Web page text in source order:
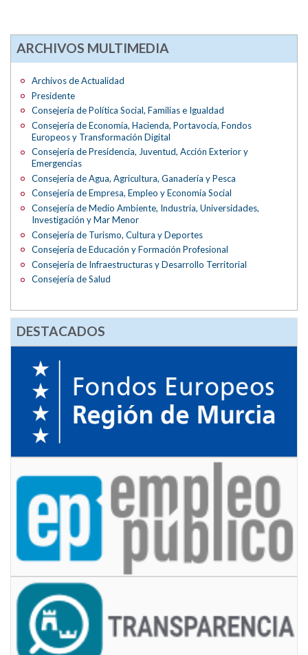
ARCHIVOS MULTIMEDIA
Archivos de Actualidad
Presidente
Consejería de Política Social, Familias e Igualdad
Consejería de Economía, Hacienda, Portavocía, Fondos
Europeos y Transformación Digital
Consejería de Presidencia, Juventud, Acción Exterior y
Emergencias
Consejería de Agua, Agricultura, Ganadería y Pesca
Consejería de Empresa, Empleo y Economía Social
Consejería de Medio Ambiente, Industria, Universidades,
Investigación y Mar Menor
Consejería de Turismo, Cultura y Deportes
Consejería de Educación y Formación Profesional
Consejería de Infraestructuras y Desarrollo Territorial
Consejería de Salud
DESTACADOS